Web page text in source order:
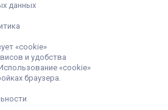
данных
«cookie»
и удобства
«cookie»
браузера.